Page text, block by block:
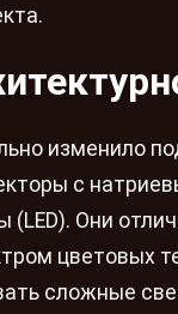
изменило
с
(LED). Они
цветовых
сложные